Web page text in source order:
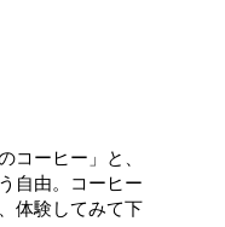
ーヒー」と、
自由。コーヒー
体験してみて下